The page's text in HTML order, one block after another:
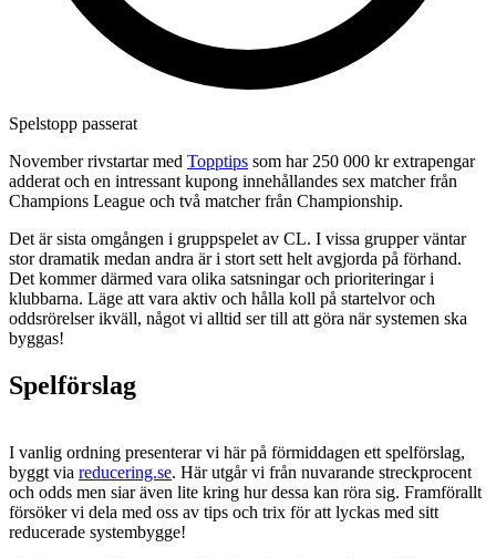
Spelstopp passerat
November rivstartar med Topptips som har 250 000 kr extrapengar
adderat och en intressant kupong innehållandes sex matcher från
Champions League och två matcher från Championship.
Det är sista omgången i gruppspelet av CL. I vissa grupper väntar
stor dramatik medan andra är i stort sett helt avgjorda på förhand.
Det kommer därmed vara olika satsningar och prioriteringar i
klubbarna. Läge att vara aktiv och hålla koll på startelvor och
oddsrörelser ikväll, något vi alltid ser till att göra när systemen ska
byggas!
Spelförslag
I vanlig ordning presenterar vi här på förmiddagen ett spelförslag,
byggt via reducering.se. Här utgår vi från nuvarande streckprocent
och odds men siar även lite kring hur dessa kan röra sig. Framförallt
försöker vi dela med oss av tips och trix för att lyckas med sitt
reducerade systembygge!